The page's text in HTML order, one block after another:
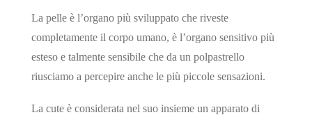
La pelle è l’organo più sviluppato che riveste
completamente il corpo umano, è l’organo sensitivo più
esteso e talmente sensibile che da un polpastrello
riusciamo a percepire anche le più piccole sensazioni.
La cute è considerata nel suo insieme un apparato di